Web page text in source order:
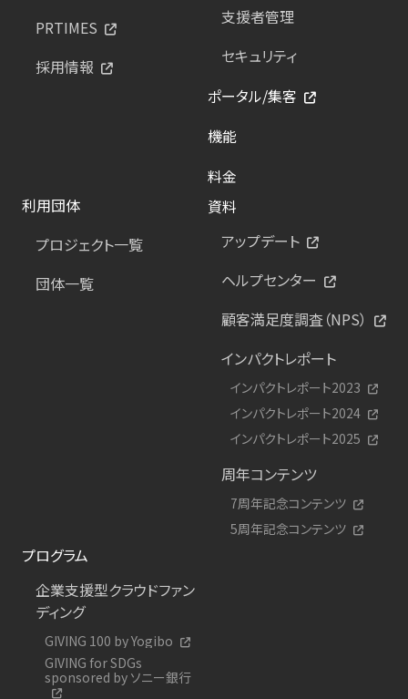
PRTIMES
採用情報
支援者管理
セキュリティ
ポータル/集客
機能
料金
利用団体
プロジェクト一覧
団体一覧
資料
アップデート
ヘルプセンター
顧客満足度調査（NPS）
インパクトレポート
インパクトレポート2023
インパクトレポート2024
インパクトレポート2025
周年コンテンツ
7周年記念コンテンツ
5周年記念コンテンツ
プログラム
企業支援型クラウドファン
ディング
GIVING 100 by Yogibo
GIVING for SDGs
sponsored by ソニー銀行